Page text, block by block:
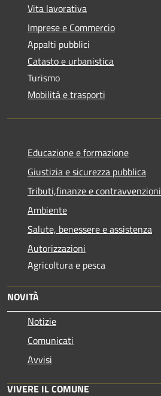
Vita lavorativa
Imprese e Commercio
Appalti pubblici
Catasto e urbanistica
Turismo
Mobilità e trasporti
Educazione e formazione
Giustizia e sicurezza pubblica
Tributi,finanze e contravvenzioni
Ambiente
Salute, benessere e assistenza
Autorizzazioni
Agricoltura e pesca
NOVITÀ
Notizie
Comunicati
Avvisi
VIVERE IL COMUNE